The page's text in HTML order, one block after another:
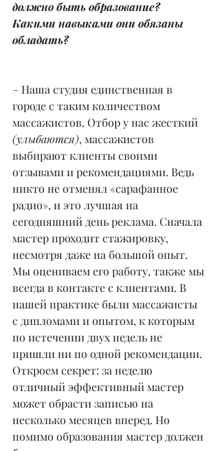
должно быть образование?
Какими навыками они обязаны
обладать?
– Наша студия единственная в
городе с таким количеством
массажистов. Отбор у нас жесткий
(улыбаются), массажистов
выбирают клиенты своими
отзывами и рекомендациями. Ведь
никто не отменял «сарафанное
радио», и это лучшая на
сегодняшний день реклама. Сначала
мастер проходит стажировку,
несмотря даже на большой опыт.
Мы оцениваем его работу, также мы
всегда в контакте с клиентами. В
нашей практике были массажисты
с дипломами и опытом, к которым
по истечении двух недель не
пришли ни по одной рекомендации.
Откроем секрет: за неделю
отличный эффективный мастер
может обрасти записью на
несколько месяцев вперед. Но
помимо образования мастер должен